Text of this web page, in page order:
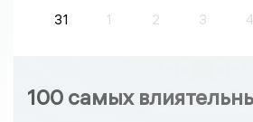
31
1 2 3 4
100 самых